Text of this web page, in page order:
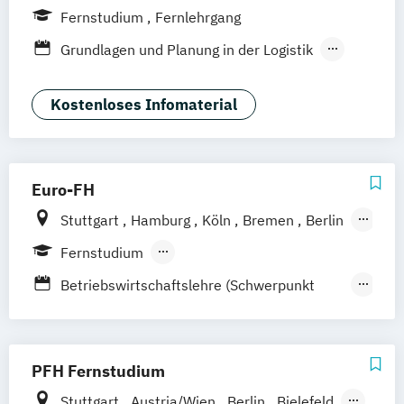
Fernstudium
Fernlehrgang
Grundlagen und Planung in der Logistik
Technologien in der Intralogistik
Kostenloses Infomaterial
Euro-FH
Stuttgart Hamburg Köln Bremen
Berlin
Göttingen
Fernstudium
Berufsbegleitendes Präsenzstudium
Betriebswirtschaftslehre (Schwerpunkt
PFH Fernstudium